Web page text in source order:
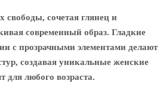
свободы, сочетая глянец и
современный образ. Гладкие
с прозрачными элементами делают
создавая уникальные женские
для любого возраста.